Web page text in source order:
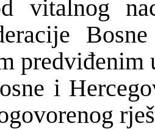
vitalnog
predviđenim
i